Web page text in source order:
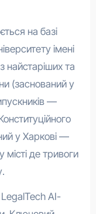
на базі
імені
та
(заснований у
—
у Харкові —
місті де тривоги
AI-